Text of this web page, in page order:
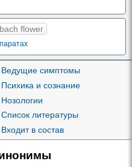
bach flower
Ведущие симптомы
Психика и сознание
Нозологии
Список литературы
Входит в состав